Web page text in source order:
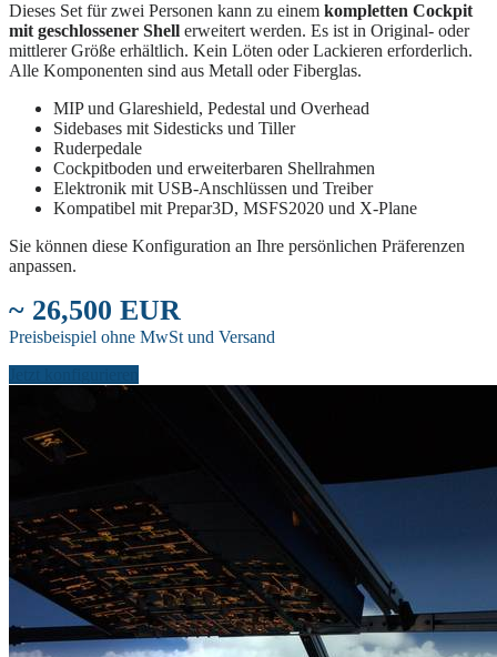
Dieses Set für zwei Personen kann zu einem kompletten Cockpit
mit geschlossener Shell erweitert werden. Es ist in Original- oder
mittlerer Größe erhältlich. Kein Löten oder Lackieren erforderlich.
Alle Komponenten sind aus Metall oder Fiberglas.
MIP und Glareshield, Pedestal und Overhead
Sidebases mit Sidesticks und Tiller
Ruderpedale
Cockpitboden und erweiterbaren Shellrahmen
Elektronik mit USB-Anschlüssen und Treiber
Kompatibel mit Prepar3D, MSFS2020 und X-Plane
Sie können diese Konfiguration an Ihre persönlichen Präferenzen
anpassen.
~ 26,500 EUR
Preisbeispiel ohne MwSt und Versand